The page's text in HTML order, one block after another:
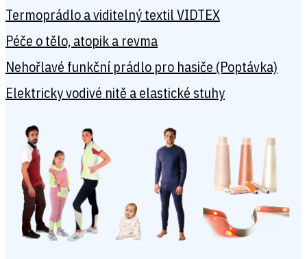
Termoprádlo a viditelný textil VIDTEX
Péče o tělo, atopik a revma
Nehořlavé funkční prádlo pro hasiče (Poptávka)
Elektricky vodivé nitě a elastické stuhy